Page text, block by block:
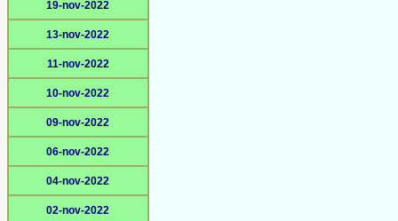
19-nov-2022
13-nov-2022
11-nov-2022
10-nov-2022
09-nov-2022
06-nov-2022
04-nov-2022
02-nov-2022